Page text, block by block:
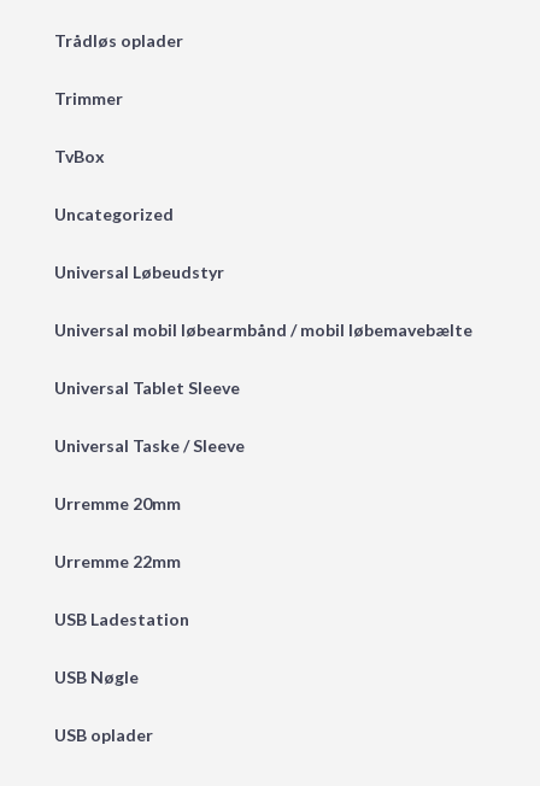
Trådløs oplader
Trimmer
TvBox
Uncategorized
Universal Løbeudstyr
Universal mobil løbearmbånd / mobil løbemavebælte
Universal Tablet Sleeve
Universal Taske / Sleeve
Urremme 20mm
Urremme 22mm
USB Ladestation
USB Nøgle
USB oplader